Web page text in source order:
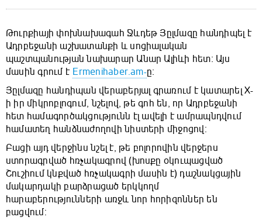
Թուրքիայի փոխնախագահ Ջևդեթ Յըլմազը հանդիպել է
Ադրբեջանի աշխատանքի և սոցիալական
պաշտպանության նախարար Անար Ալիևի հետ։ Այս
մասին գրում է Ermenihaber.am-ը։
Յըլմազը հանդիպան վերաբերյալ գրառում է կատարել X-
ի իր միկրոբլոգում, նշելով, թե գոհ են, որ Ադրբեջանի
հետ համագործակցությունն էլ ավելի է ամրապնդվում
համատեղ հանձնաժողովի նիստերի միջոցով:
Բացի այդ վերջինս նշել է, թե բոլորովին վերջերս
ստորագրված հռչակագրով (խոսքը օկուպացված
Շուշիում կնքված հռչակագրի մասին է) դաշնակցային
մակարդակի բարձրացած երկկողմ
հարաբերությունների առջև նոր հորիզոններ են
բացվում: